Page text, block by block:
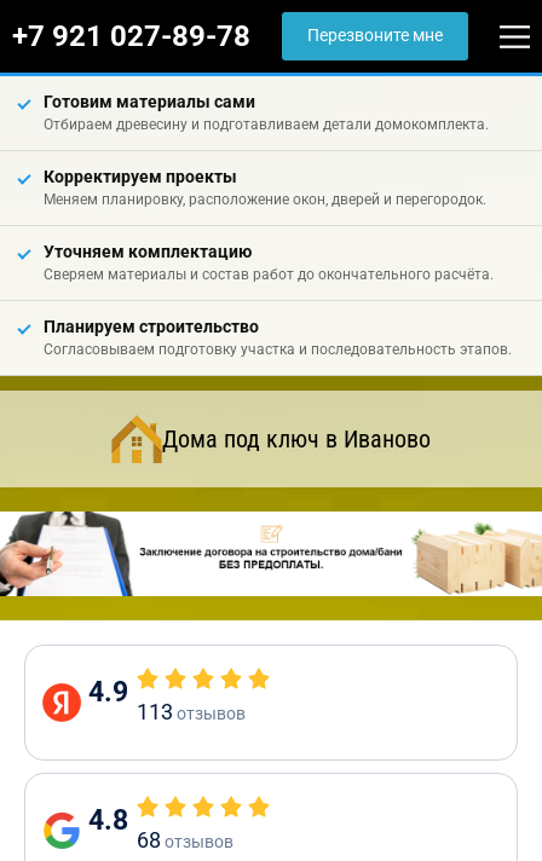
+7 921 027-89-78 Перезвоните мне
Готовим материалы сами
Отбираем древесину и подготавливаем детали домокомплекта.
Корректируем проекты
Меняем планировку, расположение окон, дверей и перегородок.
Уточняем комплектацию
Сверяем материалы и состав работ до окончательного расчёта.
Планируем строительство
Согласовываем подготовку участка и последовательность этапов.
Дома под ключ в Иваново
4.9
113 отзывов
4.8
68 отзывов